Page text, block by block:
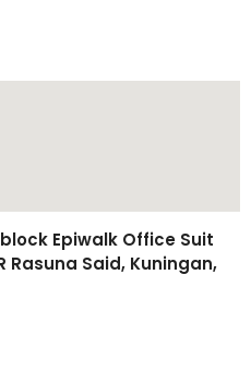
Epiwalk Office Suit
Rasuna Said, Kuningan,